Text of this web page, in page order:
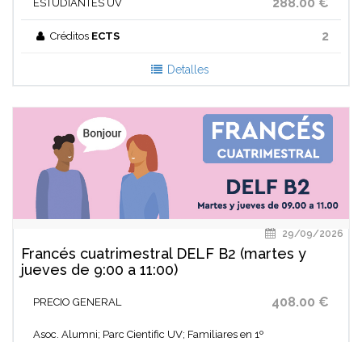
ESTUDIANTES UV
Créditos ECTS 2
Detalles
29/09/2026
Francés cuatrimestral DELF B2 (martes y
jueves de 9:00 a 11:00)
PRECIO GENERAL 408.00 €
Asoc. Alumni; Parc Cientific UV; Familiares en 1º